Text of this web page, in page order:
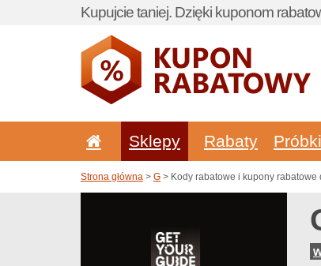
Kupujcie taniej. Dzięki kuponom
Sklepy Rabaty Próbki
Strona główna > G > Kody rabatowe i kupony rabatowe